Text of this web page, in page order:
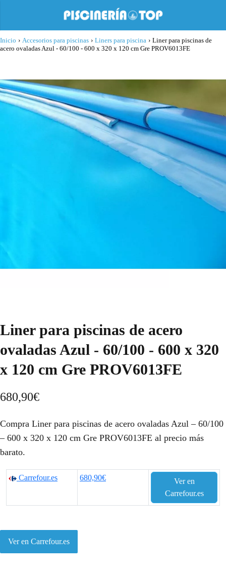
Inicio › Accesorios para piscinas › Liners para piscina › Liner para piscinas de
acero ovaladas Azul - 60/100 - 600 x 320 x 120 cm Gre PROV6013FE
Liner para piscinas de acero
ovaladas Azul - 60/100 - 600 x 320
x 120 cm Gre PROV6013FE
680,90€
Compra Liner para piscinas de acero ovaladas Azul – 60/100
– 600 x 320 x 120 cm Gre PROV6013FE al precio más
barato.
Carrefour.es 680,90€
Ver en
Carrefour.es
Ver en Carrefour.es